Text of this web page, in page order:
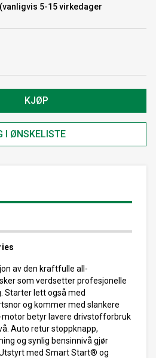
5-15 virkedager
KJØP
I ØNSKELISTE
av den kraftfulle all-
som verdsetter profesjonelle
Starter lett også med
og kommer med slankere
betyr lavere drivstofforbruk
Auto retur stoppknapp,
og synlig bensinnivå gjør
med Smart Start® og